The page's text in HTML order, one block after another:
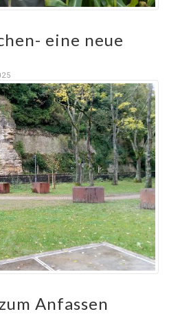
eine neue
Anfassen